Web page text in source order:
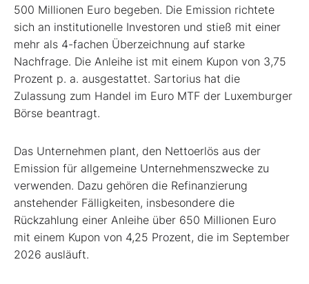
500 Millionen Euro begeben. Die Emission richtete
sich an institutionelle Investoren und stieß mit einer
mehr als 4-fachen Überzeichnung auf starke
Nachfrage. Die Anleihe ist mit einem Kupon von 3,75
Prozent p. a. ausgestattet. Sartorius hat die
Zulassung zum Handel im Euro MTF der Luxemburger
Börse beantragt.
Das Unternehmen plant, den Nettoerlös aus der
Emission für allgemeine Unternehmenszwecke zu
verwenden. Dazu gehören die Refinanzierung
anstehender Fälligkeiten, insbesondere die
Rückzahlung einer Anleihe über 650 Millionen Euro
mit einem Kupon von 4,25 Prozent, die im September
2026 ausläuft.